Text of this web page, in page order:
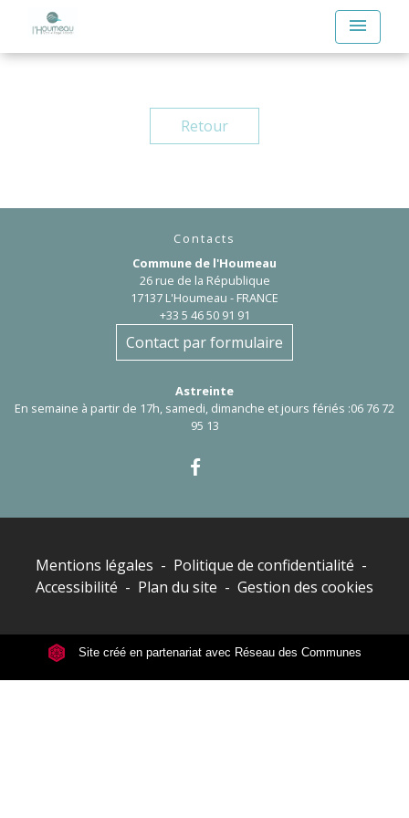
menu
Retour
Contacts
Commune de l'Houmeau
26 rue de la République
17137 L'Houmeau - FRANCE
+33 5 46 50 91 91
Contact par formulaire
Astreinte
En semaine à partir de 17h, samedi, dimanche et jours fériés :06 76 72
95 13
Mentions légales - Politique de confidentialité -
Accessibilité - Plan du site - Gestion des cookies
Site créé en partenariat avec Réseau des Communes